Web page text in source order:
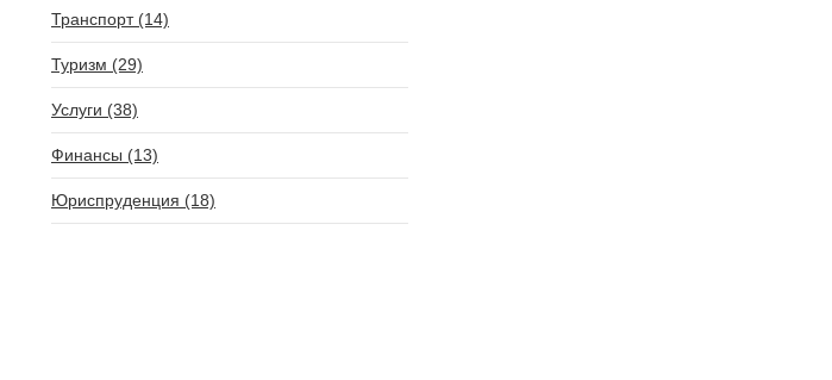
Транспорт (14)
Туризм (29)
Услуги (38)
Финансы (13)
Юриспруденция (18)